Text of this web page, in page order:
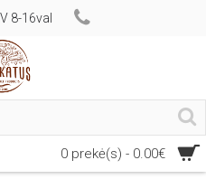
8-16val
0 prekė(s) - 0.00€